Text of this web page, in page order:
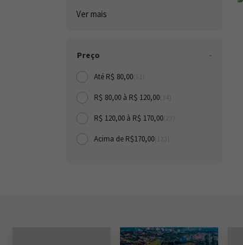
Ver mais
Preço
Até R$ 80,00
R$ 80,00 à R$ 120,00
R$ 120,00 à R$ 170,00
Acima de R$170,00